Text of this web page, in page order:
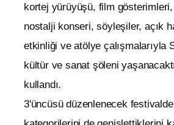
kortej yürüyüşü, film
nostalji konseri, söyleşiler, açık
etkinliği ve atölye çalışmalarıyla
kültür ve sanat şöleni
kullandı.
3'üncüsü düzenlenecek